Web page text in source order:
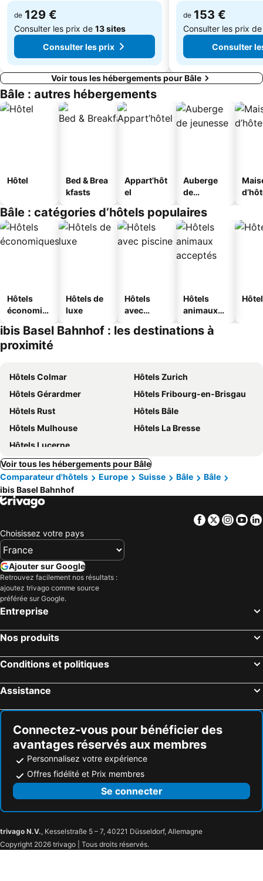
de 129 €
Consulter les prix de 13 sites
Consulter les prix
de 153 €
Consulter les prix
Consulter
Voir tous les hébergements pour Bâle
Bâle : autres hébergements
Hôtel
Bed & Brea
kfasts
Appart’hôt
el
Auberge
de
Bâle : catégories d’hôtels populaires
Hôtels
économiq
Hôtels de
luxe
Hôtels
avec
Hôtels
animaux
ibis Basel Bahnhof : les destinations à
proximité
Hôtels Colmar
Hôtels Zurich
Hôtels Gérardmer
Hôtels Fribourg-en-Brisgau
Hôtels Rust
Hôtels Bâle
Hôtels Mulhouse
Hôtels La Bresse
Hôtels Lucerne
Voir tous les hébergements pour Bâle
Comparateur d'hôtels
Europe Suisse Bâle
Bâle
ibis Basel Bahnhof
Facebook
Twitter
Choisissez votre pays
Ajouter sur Google
Retrouvez facilement nos résultats :
ajoutez trivago comme source
préférée sur Google.
Entreprise
Nos produits
Conditions et politiques
Assistance
Connectez-vous pour bénéficier des
avantages réservés aux membres
Personnalisez votre expérience
Offres fidélité et Prix membres
Se connecter
trivago N.V., Kesselstraße 5 – 7, 40221 Düsseldorf, Allemagne
Copyright 2026 trivago | Tous droits réservés.